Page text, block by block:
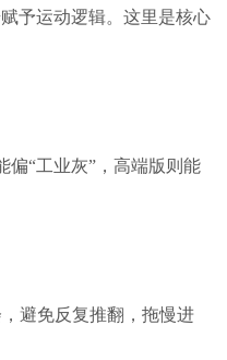
予运动逻辑。这里是核心
偏“工业灰”，高端版则能
避免反复推翻，拖慢进